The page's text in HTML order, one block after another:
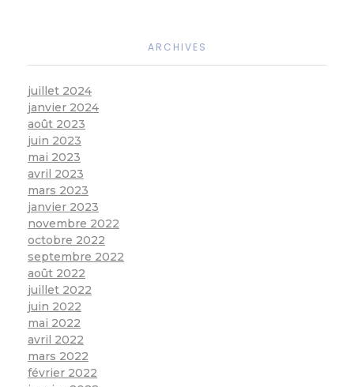
ARCHIVES
juillet 2024
janvier 2024
août 2023
juin 2023
mai 2023
avril 2023
mars 2023
janvier 2023
novembre 2022
octobre 2022
septembre 2022
août 2022
juillet 2022
juin 2022
mai 2022
avril 2022
mars 2022
février 2022